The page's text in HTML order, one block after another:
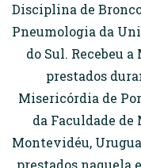
Disciplina de
Pneumologia da
do Sul. Recebeu
prestados
Misericórdia de
da Faculdade
Montevidéu,
prestados naquela